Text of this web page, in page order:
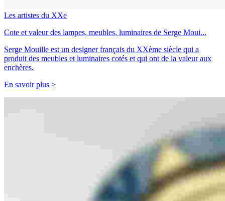
Les artistes du XXe
Cote et valeur des lampes, meubles, luminaires de Serge Moui...
Serge Mouille est un designer français du XXème siècle qui a
produit des meubles et luminaires cotés et qui ont de la valeur aux
enchères.
En savoir plus >